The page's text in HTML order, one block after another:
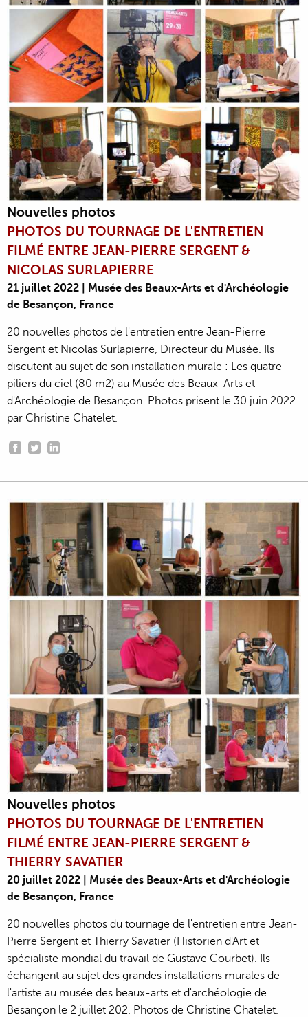
Nouvelles photos
PHOTOS DU TOURNAGE DE L'ENTRETIEN
FILMÉ ENTRE JEAN-PIERRE SERGENT &
NICOLAS SURLAPIERRE
21 juillet 2022 | Musée des Beaux-Arts et d'Archéologie
de Besançon, France
20 nouvelles photos de l'entretien entre Jean-Pierre
Sergent et Nicolas Surlapierre, Directeur du Musée. Ils
discutent au sujet de son installation murale : Les quatre
piliers du ciel (80 m2) au Musée des Beaux-Arts et
d'Archéologie de Besançon. Photos prisent le 30 juin 2022
par Christine Chatelet.
Nouvelles photos
PHOTOS DU TOURNAGE DE L'ENTRETIEN
FILMÉ ENTRE JEAN-PIERRE SERGENT &
THIERRY SAVATIER
20 juillet 2022 | Musée des Beaux-Arts et d'Archéologie
de Besançon, France
20 nouvelles photos du tournage de l'entretien entre Jean-
Pierre Sergent et Thierry Savatier (Historien d'Art et
spécialiste mondial du travail de Gustave Courbet). Ils
échangent au sujet des grandes installations murales de
l'artiste au musée des beaux-arts et d'archéologie de
Besançon le 2 juillet 202. Photos de Christine Chatelet.